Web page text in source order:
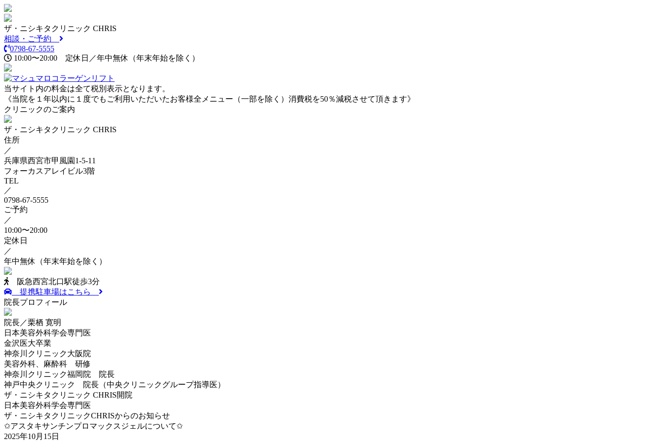
ザ・ニシキタクリニック CHRIS
相談・ご予約
0798-67-5555
10:00〜20:00 定休日／年中無休 （年末年始を除く）
当サイト内の料金は全て税別表示となります。
《当院を１年以内に１度でもご利用いただいたお客様全メニュー（一部を除く）消費税を50％減税させて頂きます》
クリニックのご案内
ザ・ニシキタクリニック CHRIS
住所
／
兵庫県西宮市甲風園1-5-11
フォーカスアレイビル3階
TEL
／
0798-67-5555
ご予約
／
10:00〜20:00
定休日
／
年中無休 （年末年始を除く）
阪急西宮北口駅徒歩3分
提携駐車場はこちら
院長プロフィール
院長／栗栖 寛明
日本美容外科学会専門医
金沢医大卒業
神奈川クリニック大阪院
美容外科、麻酔科 研修
神奈川クリニック福岡院 院長
神戸中央クリニック 院長（中央クリニックグループ指導医）
ザ・ニシキタクリニック CHRIS開院
日本美容外科学会専門医
ザ・ニシキタクリニックCHRISからのお知らせ
✩アスタキサンチンプロマックスジェルについて✩
2025年10月15日